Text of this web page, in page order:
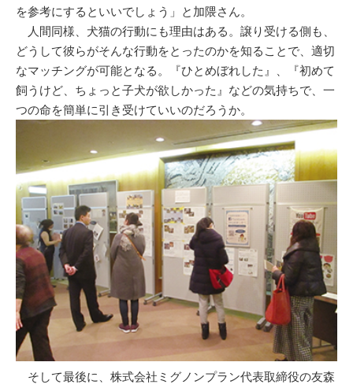
を参考にするといいでしょう」と加隈さん。
人間同様、犬猫の行動にも理由はある。譲り受ける側も、
どうして彼らがそんな行動をとったのかを知ることで、適切
なマッチングが可能となる。『ひとめぼれした』、『初めて
飼うけど、ちょっと子犬が欲しかった』などの気持ちで、一
つの命を簡単に引き受けていいのだろうか。
そして最後に、株式会社ミグノンプラン代表取締役の友森